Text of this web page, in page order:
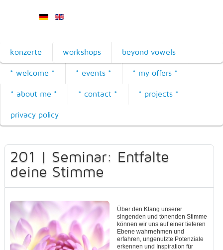
konzerte workshops beyond vowels
* welcome * * events * * my offers *
* about me * * contact * * projects *
privacy policy
201 | Seminar: Entfalte
deine Stimme
Über den Klang unserer
singenden und tönenden Stimme
können wir uns auf einer tieferen
Ebene wahrnehmen und
erfahren, ungenutzte Potenziale
erkennen und Inspiration für